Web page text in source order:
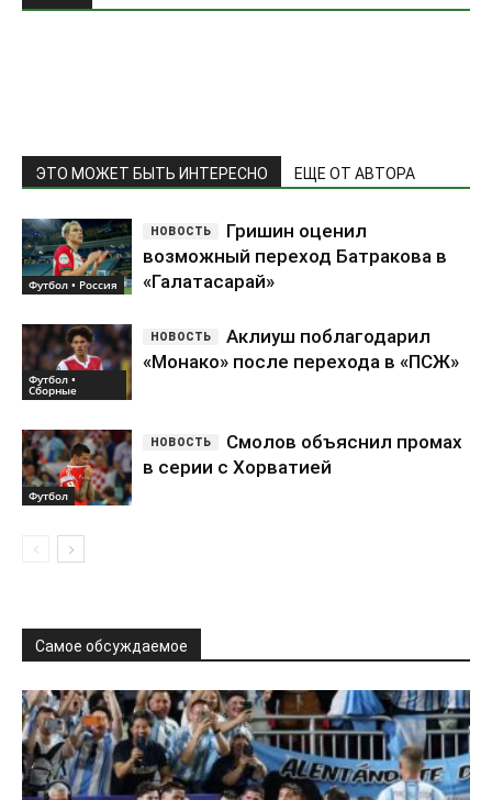
ЭТО МОЖЕТ БЫТЬ ИНТЕРЕСНО ЕЩЕ ОТ АВТОРА
Футбол • Россия
Гришин оценил
возможный переход Батракова в
«Галатасарай»
Футбол •
Сборные
Аклиуш поблагодарил
«Монако» после перехода в «ПСЖ»
Футбол
Смолов объяснил промах
в серии с Хорватией
Самое обсуждаемое